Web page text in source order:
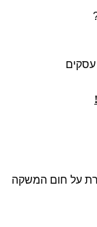
על חום המשקה